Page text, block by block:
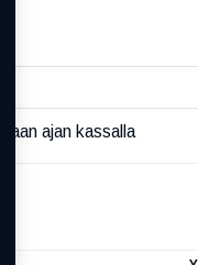
ajan kassalla